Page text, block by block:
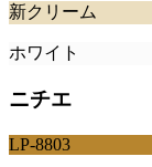
新クリーム
ホワイト
ニチエ
LP-8803